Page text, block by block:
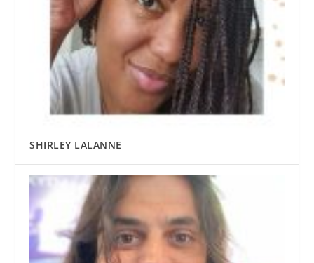
SHIRLEY LALANNE